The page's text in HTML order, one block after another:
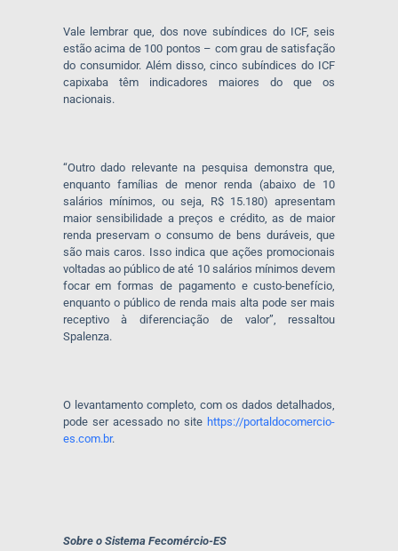
Vale lembrar que, dos nove subíndices do ICF, seis
estão acima de 100 pontos – com grau de satisfação
do consumidor. Além disso, cinco subíndices do ICF
capixaba têm indicadores maiores do que os
nacionais.
“Outro dado relevante na pesquisa demonstra que,
enquanto famílias de menor renda (abaixo de 10
salários mínimos, ou seja, R$ 15.180) apresentam
maior sensibilidade a preços e crédito, as de maior
renda preservam o consumo de bens duráveis, que
são mais caros. Isso indica que ações promocionais
voltadas ao público de até 10 salários mínimos devem
focar em formas de pagamento e custo-benefício,
enquanto o público de renda mais alta pode ser mais
receptivo à diferenciação de valor”, ressaltou
Spalenza.
O levantamento completo, com os dados detalhados,
pode ser acessado no site https://portaldocomercio-
es.com.br.
Sobre o Sistema Fecomércio-ES